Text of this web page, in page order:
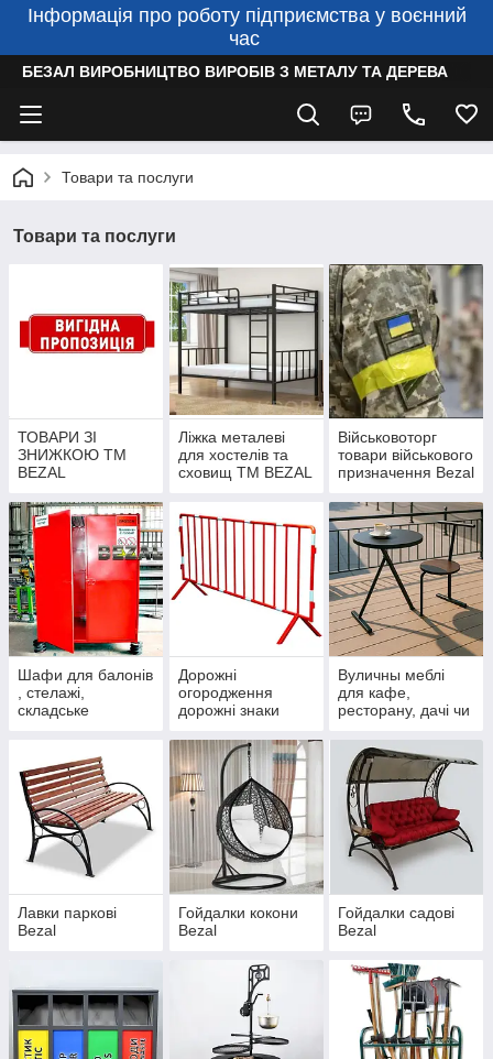
Інформація про роботу підприємства у воєнний
час
БЕЗАЛ ВИРОБНИЦТВО ВИРОБІВ З МЕТАЛУ ТА ДЕРЕВА
Товари та послуги
Товари та послуги
ТОВАРИ ЗІ
ЗНИЖКОЮ TM
BEZAL
Ліжка металеві
для хостелів та
сховищ TM BEZAL
Військовоторг
товари військового
призначення Bezal
Шафи для балонів
, стелажі,
складське
Дорожні
огородження
дорожні знаки
Вуличны меблі
для кафе,
ресторану, дачі чи
Лавки паркові
Bezal
Гойдалки кокони
Bezal
Гойдалки садові
Bezal